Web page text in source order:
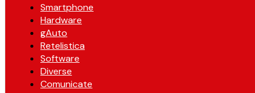
Smartphone
Hardware
gAuto
Retelistica
Software
Diverse
Comunicate